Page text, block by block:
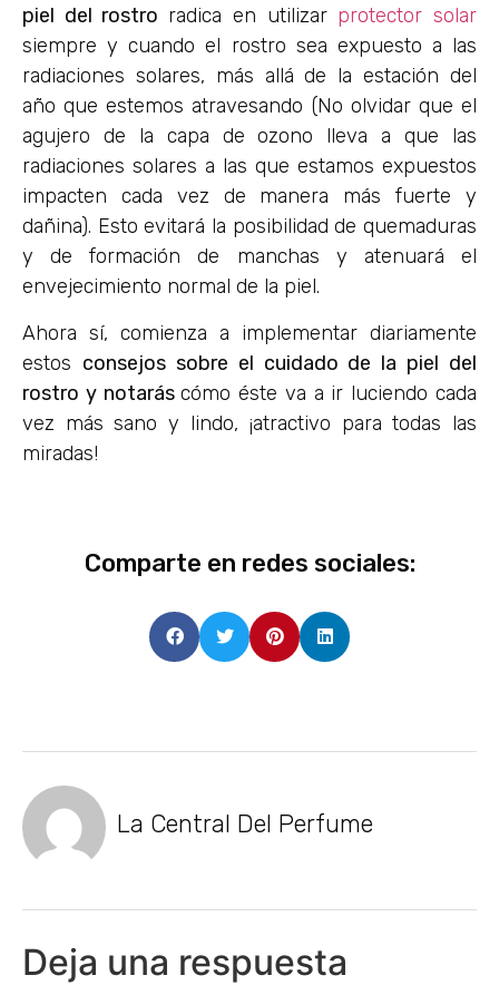
piel del rostro radica en utilizar protector solar
siempre y cuando el rostro sea expuesto a las
radiaciones solares, más allá de la estación del
año que estemos atravesando (No olvidar que el
agujero de la capa de ozono lleva a que las
radiaciones solares a las que estamos expuestos
impacten cada vez de manera más fuerte y
dañina). Esto evitará la posibilidad de quemaduras
y de formación de manchas y atenuará el
envejecimiento normal de la piel.
Ahora sí, comienza a implementar diariamente
estos consejos sobre el cuidado de la piel del
rostro y notaráscómo éste va a ir luciendo cada
vez más sano y lindo, ¡atractivo para todas las
miradas!
Comparte en redes sociales:
La Central Del Perfume
Deja una respuesta